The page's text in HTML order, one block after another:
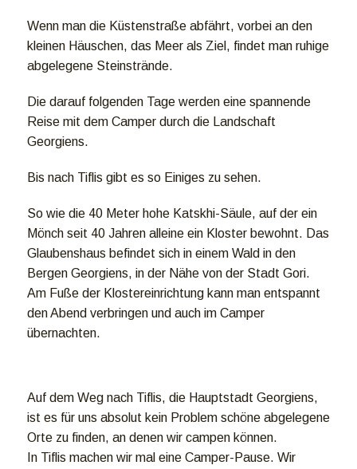
Wenn man die Küstenstraße abfährt, vorbei an den
kleinen Häuschen, das Meer als Ziel, findet man ruhige
abgelegene Steinstrände.
Die darauf folgenden Tage werden eine spannende
Reise mit dem Camper durch die Landschaft
Georgiens.
Bis nach Tiflis gibt es so Einiges zu sehen.
So wie die 40 Meter hohe Katskhi-Säule, auf der ein
Mönch seit 40 Jahren alleine ein Kloster bewohnt. Das
Glaubenshaus befindet sich in einem Wald in den
Bergen Georgiens, in der Nähe von der Stadt Gori.
Am Fuße der Klostereinrichtung kann man entspannt
den Abend verbringen und auch im Camper
übernachten.
Auf dem Weg nach Tiflis, die Hauptstadt Georgiens,
ist es für uns absolut kein Problem schöne abgelegene
Orte zu finden, an denen wir campen können.
In Tiflis machen wir mal eine Camper-Pause. Wir